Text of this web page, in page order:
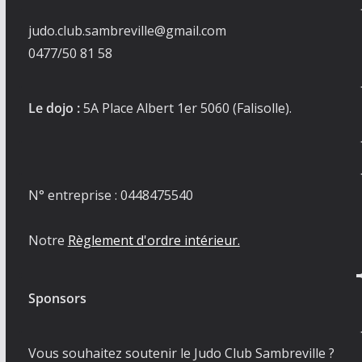
judo.club.sambreville@gmail.com
0477/50 81 58
Le dojo :5A Place Albert 1er 5060 (Falisolle).
N° entreprise : 0448475540
Notre Règlement d'ordre intérieur.
Sponsors
Vous souhaitez soutenir le Judo Club Sambreville ?